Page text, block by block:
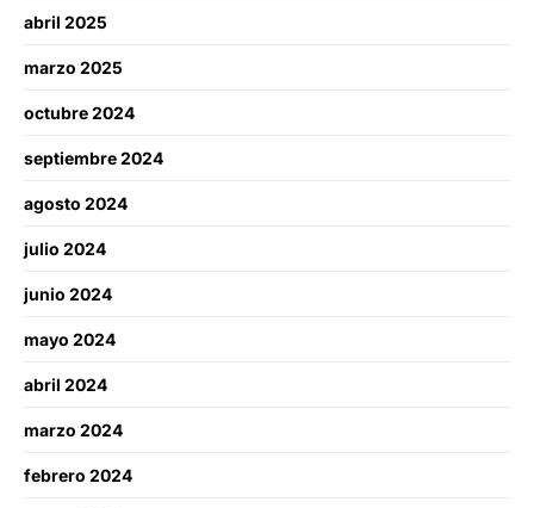
abril 2025
marzo 2025
octubre 2024
septiembre 2024
agosto 2024
julio 2024
junio 2024
mayo 2024
abril 2024
marzo 2024
febrero 2024